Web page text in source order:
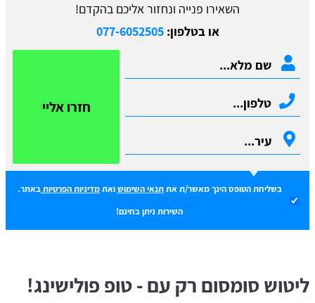
השאירו פנייה ונחזור אליכם בהקדם!
או בטלפון:077-6052505
חזרו אליי
בשליחת הטופס הינך מאשר/ת אתתנאי השימושואתמדיניות הפרטיות באתר.
השירות ניתן בחינם!
ליטוש סומסום רק עם - טופ פולישינג!